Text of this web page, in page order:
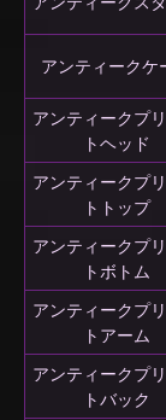
アンティークケ
アンティークプ
トヘッド
アンティークプ
トトップ
アンティークプ
トボトム
アンティークプ
トアーム
アンティークプ
トバック